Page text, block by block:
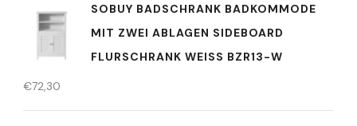
SOBUY BADSCHRANK BADKOMMODE
MIT ZWEI ABLAGEN SIDEBOARD
FLURSCHRANK WEISS BZR13-W
€72,30